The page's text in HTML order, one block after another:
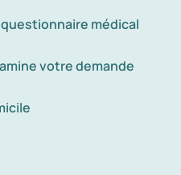
médical
votre demande